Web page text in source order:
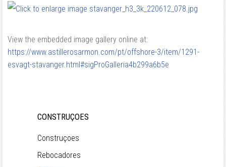
View the embedded image gallery online at:
https://www.astillerosarmon.com/pt/offshore-3/item/1291-
esvagt-stavanger.html#sigProGalleria4b299a6b5e
CONSTRUÇOES
Construçoes
Rebocadores